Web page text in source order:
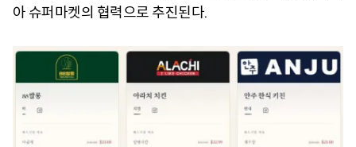
아 슈퍼마켓의 협력으로 추진된다.